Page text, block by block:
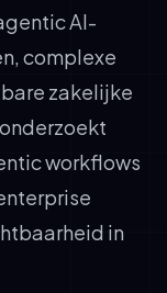
AI-
complexe
zakelijke
workflows
in